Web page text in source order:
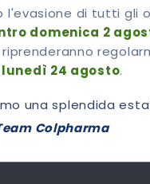
l'evasione di tutti gli
domenica 2
riprenderanno
lunedì 24 agosto.
una splendida
Colpharma
A Colpharma